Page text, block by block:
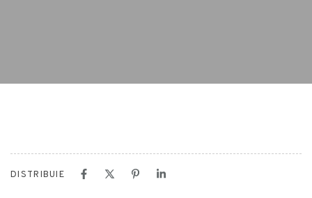
DISTRIBUIE